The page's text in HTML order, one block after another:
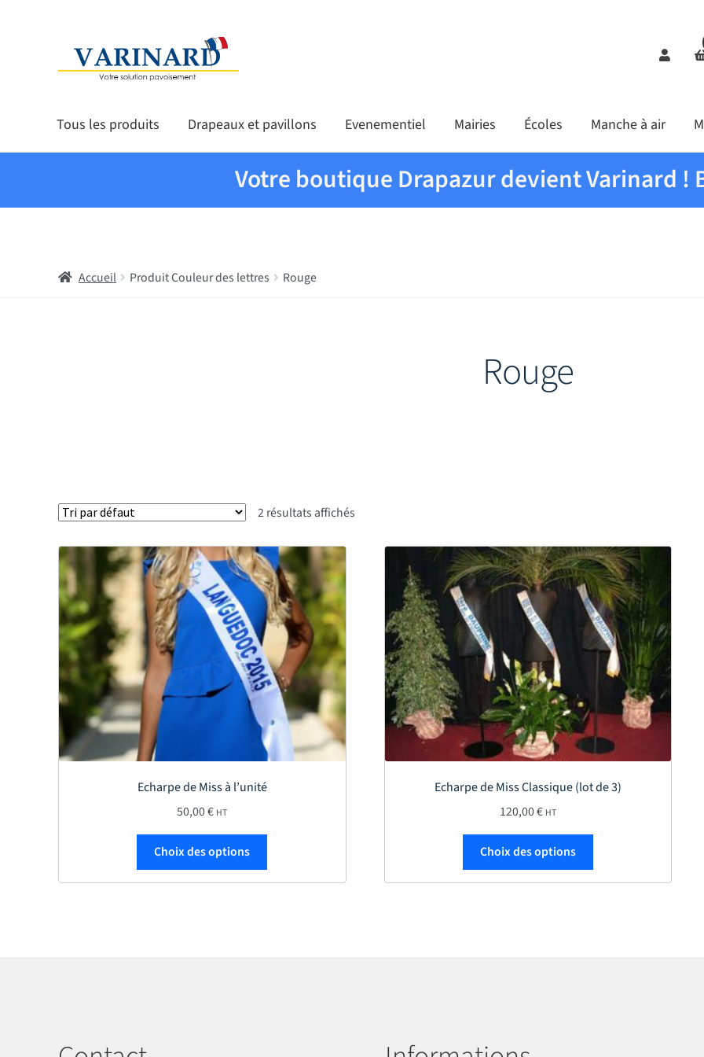
Aller à la navigation
Aller au contenu
Tous les produits Drapeaux et pavillons Evenementiel Mairies Écoles Manche à air
Votre boutique Drapazur devient Varinard !
Accueil Produit Couleur des lettres Rouge
Rouge
2 résultats affichés
Echarpe de Miss à l’unité
50,00€ HT
Choix des options Ce produit a plusieurs variations. Les options peuvent être choisies sur la page du
Echarpe de Miss Classique (lot de 3)
120,00€ HT
Choix des options